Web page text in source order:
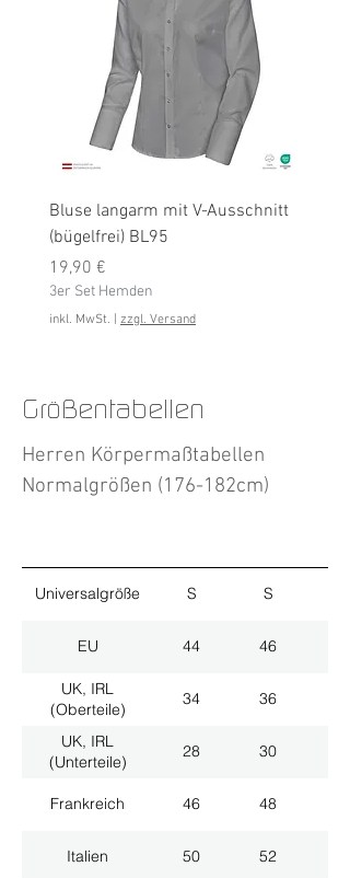
Bluse langarm mit V-Ausschnitt
(bügelfrei) BL95
Preis
19,90 €
3er Set Hemden
inkl. MwSt. zzgl. Versand
Größentabellen
Herren Körpermaßtabellen
Normalgrößen (176-182cm)
Universalgröße S S
EU 44 46
UK, IRL
(Oberteile)
34 36
UK, IRL
(Unterteile)
28 30
Frankreich 46 48
Italien 50 52